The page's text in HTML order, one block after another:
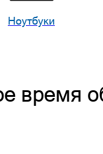
Ноутбуки
время